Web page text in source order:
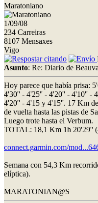
Maratoniano
1/09/08
234 Carreiras
8107 Mensaxes
Vigo
Asunto: Re: Diario de
Hoy parece que había prisa:
4'30'' - 4'25'' - 4'20'' - 4'10'' -
4'20'' - 4'15 y 4'15''. 17 Km
de vuelta hasta las pistas de
Luego trote hasta el Verbum.
TOTAL: 18,1 Km 1h 20'29''
connect.garmin.com/
Semana con 54,3 Km
elíptica).
MARATONIAN@S